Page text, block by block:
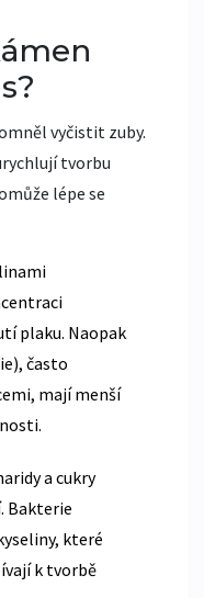
vyčistit zuby.
tvorbu
lépe se
plaku. Naopak
často
mají menší
a cukry
Bakterie
které
k tvorbě